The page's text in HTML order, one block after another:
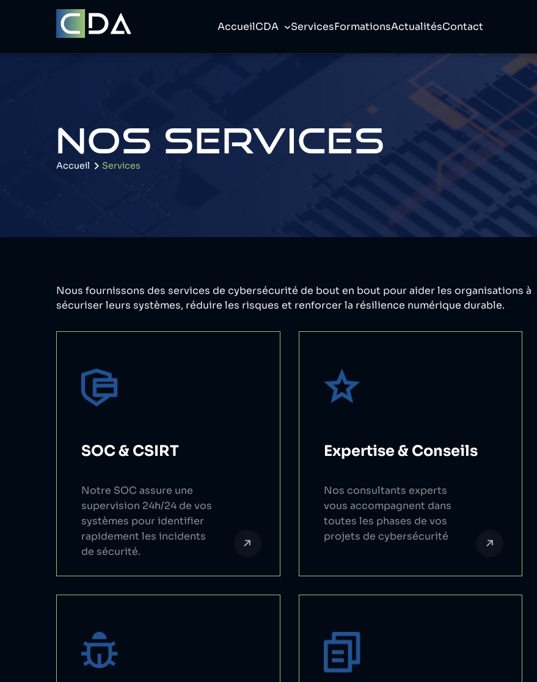
AccueilCDA ServicesFormationsActualitésContact
NOS SERVICES
Accueil Services
Nous fournissons des services de cybersécurité de bout en bout pour aider les organisations à
sécuriser leurs systèmes, réduire les risques et renforcer la résilience numérique durable.
SOC & CSIRT
Notre SOC assure une
supervision 24h/24 de vos
systèmes pour identifier
rapidement les incidents
de sécurité.
Expertise & Conseils
Nos consultants experts
vous accompagnent dans
toutes les phases de vos
projets de cybersécurité